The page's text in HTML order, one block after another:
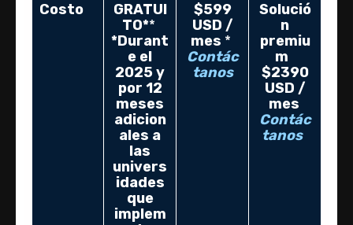
Costo
GRATUI
TO**
*Durant
e el
2025 y
por 12
meses
adicion
ales a
las
univers
idades
que
implem
$599
USD /
mes *
Contác
tanos
Solució
n
premiu
m
$2390
USD /
mes
Contác
tanos